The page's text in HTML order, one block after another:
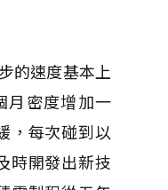
的速度基本上
月密度增加一
，每次碰到以
時開發出新技